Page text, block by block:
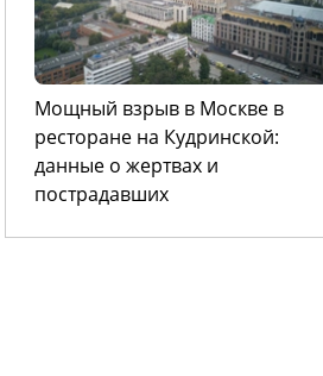
Мощный взрыв в Москве в
ресторане на Кудринской:
данные о жертвах и
пострадавших